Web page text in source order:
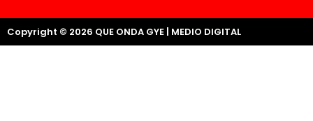
Copyright © 2026 QUE ONDA GYE | MEDIO DIGITAL